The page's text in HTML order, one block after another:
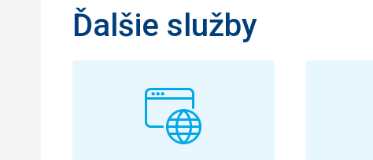
Ďalšie služby